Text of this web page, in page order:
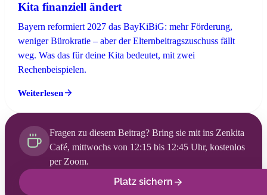
Kita finanziell ändert
Bayern reformiert 2027 das BayKiBiG: mehr Förderung,
weniger Bürokratie – aber der Elternbeitragszuschuss fällt
weg. Was das für deine Kita bedeutet, mit zwei
Rechenbeispielen.
Weiterlesen
Fragen zu diesem Beitrag? Bring sie mit ins Zenkita
Café, mittwochs von 12:15 bis 12:45 Uhr, kostenlos
per Zoom.
Platz sichern